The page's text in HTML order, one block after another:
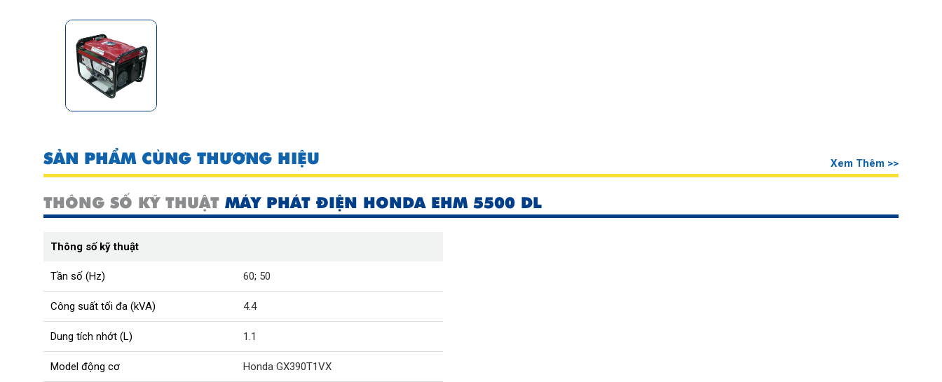
SẢN PHẨM CÙNG THƯƠNG HIỆU Xem Thêm >>
THÔNG SỐ KỸ THUẬT MÁY PHÁT ĐIỆN HONDA EHM 5500 DL
Thông số kỹ thuật
Tần số (Hz) 60; 50
Công suất tối đa (kVA) 4.4
Dung tích nhớt (L) 1.1
Model động cơ Honda GX390T1VX